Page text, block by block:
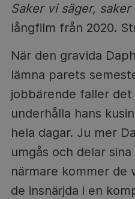
Saker vi säger, saker
långfilm från 2020.
När den gravida
lämna parets
jobbärende faller
underhålla hans
hela dagar. Ju mer
umgås och delar
närmare kommer de
de insnärjda i en